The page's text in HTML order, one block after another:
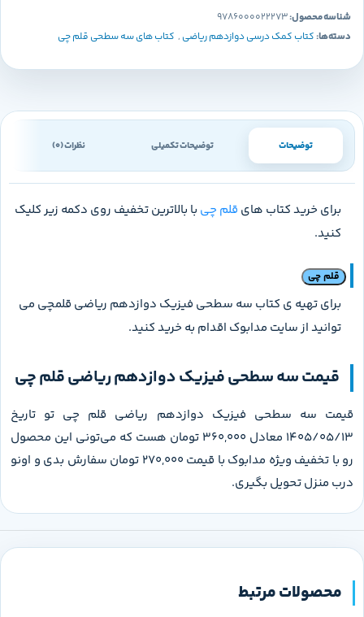
شناسه محصول:9786000022273
دسته‌ها:کتاب کمک درسی دوازدهم ریاضی , کتاب های سه سطحی قلم چی
توضیحات توضیحات تکمیلی نظرات (0)
برای خرید کتاب های قلم چی با بالاترین تخفیف روی دکمه زیر کلیک
کنید.
قلم چی
برای تهیه ی کتاب سه سطحی فیزیک دوازدهم ریاضی قلمچی می
توانید از سایت مدابوک اقدام به خرید کنید.
قیمت سه سطحی فیزیک دوازدهم ریاضی قلم چی
قیمت سه سطحی فیزیک دوازدهم ریاضی قلم چی تو تاریخ
1405/05/13 معادل 360,000 تومان هست که می‌تونی این محصول
رو با تخفیف ویژه مدابوک با قیمت 270,000 تومان سفارش بدی و اونو
درب منزل تحویل بگیری.
محصولات مرتبط